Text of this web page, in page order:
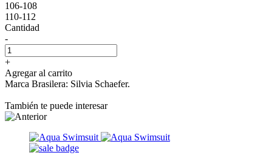
106-108
110-112
Cantidad
-
+
Agregar al carrito
Marca Brasilera: Silvia Schaefer.
También te puede interesar